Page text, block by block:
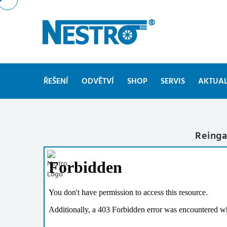
ŘEŠENÍ ODVĚTVÍ SHOP SERVIS